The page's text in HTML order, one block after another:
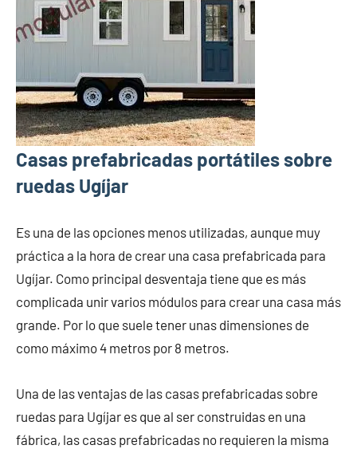
Casas prefabricadas portátiles sobre
ruedas Ugíjar
Es una de las opciones menos utilizadas, aunque muy
práctica a la hora de crear una casa prefabricada para
Ugíjar. Como principal desventaja tiene que es más
complicada unir varios módulos para crear una casa más
grande. Por lo que suele tener unas dimensiones de
como máximo 4 metros por 8 metros.
Una de las ventajas de las casas prefabricadas sobre
ruedas para Ugíjar es que al ser construidas en una
fábrica, las casas prefabricadas no requieren la misma